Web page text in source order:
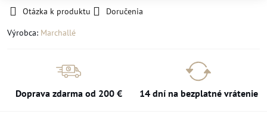
Otázka k produktu
Doručenia
Výrobca: Marchallé
Doprava zdarma od 200 € 14 dní na bezplatné vrátenie